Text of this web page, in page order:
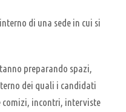
di una sede in cui si
preparando spazi,
dei quali i candidati
incontri, interviste